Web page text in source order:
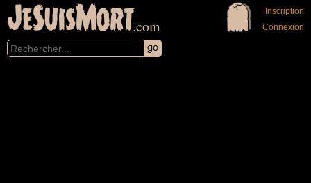
JeSuisMort.com
Inscription
Connexion